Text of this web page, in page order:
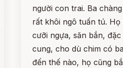
người con trai. Ba
rất khôi ngô tuấn tú. Họ
cưỡi ngựa, săn bắn,
cung, cho dù chim có
đến thế nào, họ cũng